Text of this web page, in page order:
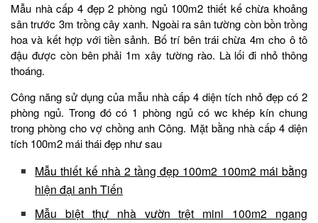
Mẫu nhà cấp 4 đẹp 2 phòng ngủ 100m2 thiết kế chừa khoảng
sân trước 3m trồng cây xanh. Ngoài ra sân tường còn bồn trồng
hoa và kết hợp với tiền sảnh. Bố trí bên trái chừa 4m cho ô tô
đậu được còn bên phải 1m xây tường rào. Là lối đi nhỏ thông
thoáng.
Công năng sử dụng của mẫu nhà cấp 4 diện tích nhỏ đẹp có 2
phòng ngủ. Trong đó có 1 phòng ngủ có wc khép kín chung
trong phòng cho vợ chồng anh Công. Mặt bằng nhà cấp 4 diện
tích 100m2 mái thái đẹp như sau
Mẫu thiết kế nhà 2 tầng đẹp 100m2 100m2 mái bằng
hiện đại anh Tiến
Mẫu biệt thự nhà vườn trệt mini 100m2 ngang